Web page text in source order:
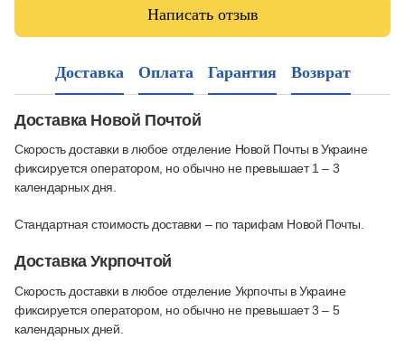
Написать отзыв
Доставка Оплата Гарантия Возврат
Доставка Новой Почтой
Скорость доставки в любое отделение Новой Почты в Украине
фиксируется оператором, но обычно не превышает 1 – 3
календарных дня.
Стандартная стоимость доставки – по тарифам Новой Почты.
Доставка Укрпочтой
Скорость доставки в любое отделение Укрпочты в Украине
фиксируется оператором, но обычно не превышает 3 – 5
календарных дней.